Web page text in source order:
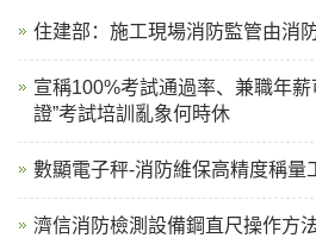
住建部：施工現場消防監管由消
宣稱100%考試通過率、兼職年
證”考試培訓亂象何時休
數顯電子秤-消防維保高精度稱量
濟信消防檢測設備鋼直尺操作方